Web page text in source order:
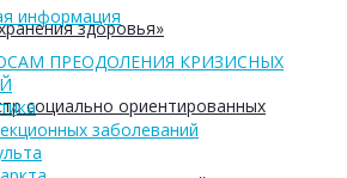
здоровья»
социально ориентированных
информация
ПРЕОДОЛЕНИЯ КРИЗИСНЫХ
заболеваний